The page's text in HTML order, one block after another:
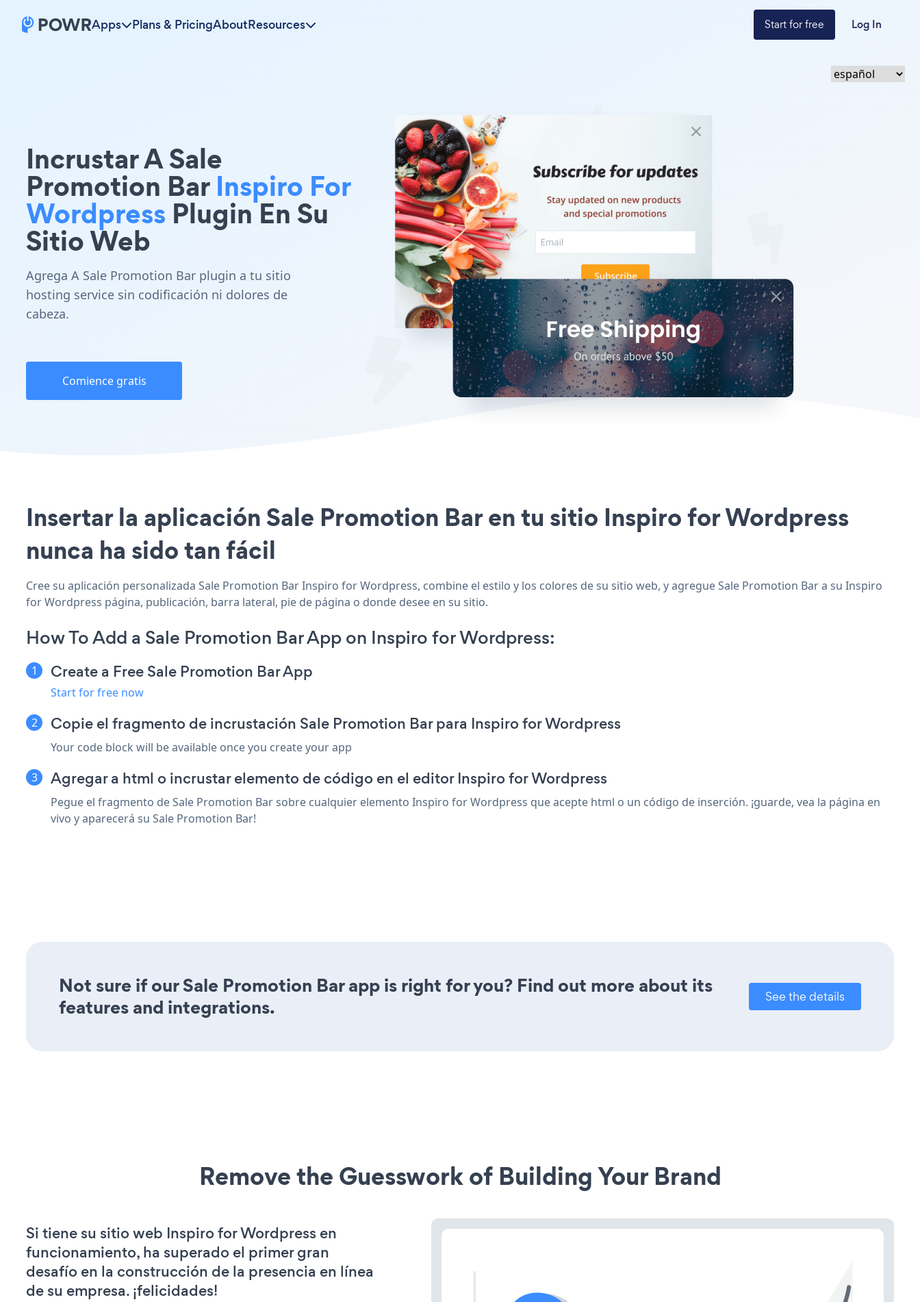
Apps Plans & PricingAboutResources Start for free Log In
Incrustar A Sale
Promotion BarInspiro For
Wordpress Plugin En Su
Sitio Web
Agrega A Sale Promotion Bar plugin a tu sitio
hosting service sin codificación ni dolores de
cabeza.
Comience gratis
Insertar la aplicación Sale Promotion Bar en tu sitio Inspiro for Wordpress
nunca ha sido tan fácil
Cree su aplicación personalizada Sale Promotion Bar Inspiro for Wordpress, combine el estilo y los colores de su sitio web, y agregue Sale Promotion Bar a su Inspiro
for Wordpress página, publicación, barra lateral, pie de página o donde desee en su sitio.
How To Add a Sale Promotion Bar App on Inspiro for Wordpress:
Create a Free Sale Promotion Bar App
Start for free now
Copie el fragmento de incrustación Sale Promotion Bar para Inspiro for Wordpress
Your code block will be available once you create your app
Agregar a html o incrustar elemento de código en el editor Inspiro for Wordpress
Pegue el fragmento de Sale Promotion Bar sobre cualquier elemento Inspiro for Wordpress que acepte html o un código de inserción. ¡guarde, vea la página en
vivo y aparecerá su Sale Promotion Bar!
Not sure if our Sale Promotion Bar app is right for you? Find out more about its
features and integrations.
See the details
Remove the Guesswork of Building Your Brand
Si tiene su sitio web Inspiro for Wordpress en
funcionamiento, ha superado el primer gran
desafío en la construcción de la presencia en línea
de su empresa. ¡felicidades!